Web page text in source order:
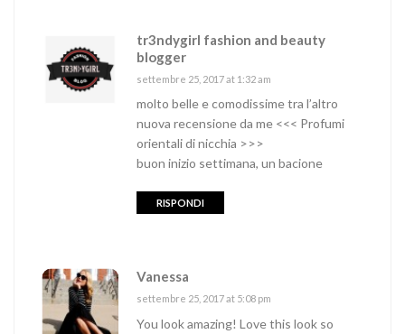
tr3ndygirl fashion and beauty
blogger
settembre 25, 2017 at 1:32 am
molto belle e comodissime tra l’altro
nuova recensione da me <<< Profumi
orientali di nicchia >>>
buon inizio settimana, un bacione
RISPONDI
Vanessa
settembre 25, 2017 at 5:08 pm
You look amazing! Love this look so